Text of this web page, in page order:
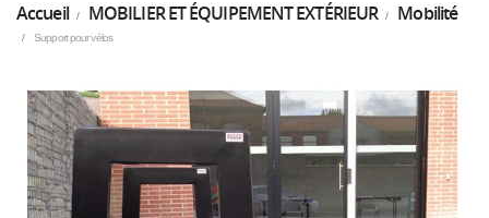
Accueil MOBILIER ET ÉQUIPEMENT EXTÉRIEUR Mobilité
Support pour vélos